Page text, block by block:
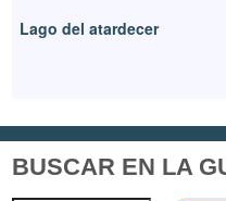
Lago del atardecer
BUSCAR EN LA